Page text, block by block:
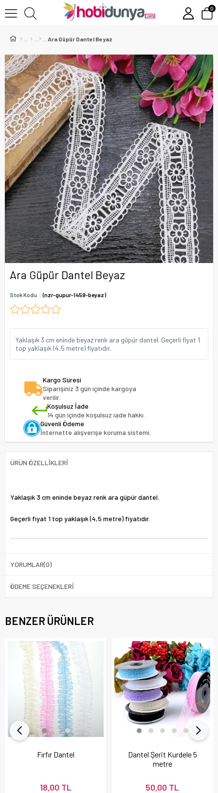
0
Ara Güpür Dantel Beyaz
Ara Güpür Dantel Beyaz
Stok Kodu (nzr-gupur-1459-beyaz)
Yaklaşık 3 cm eninde beyaz renk ara güpür dantel. Geçerli fiyat 1
top yaklaşık (4,5 metre) fiyatıdır.
Kargo Süresi
Siparişiniz 3 gün içinde kargoya
verilir.
Koşulsuz İade
14 gün içinde koşulsuz iade hakkı.
Güvenli Ödeme
İnternette alışverişe koruma sistemi.
ÜRÜN ÖZELLIKLERI
Yaklaşık 3 cm eninde beyaz renk ara güpür dantel.
Geçerli fiyat 1 top yaklaşık (4,5 metre) fiyatıdır.
YORUMLAR(0)
ÖDEME SEÇENEKLERI
BENZER ÜRÜNLER
Fırfır Dantel
18,00 TL
Dantel Şerit Kurdele 5
metre
50,00 TL